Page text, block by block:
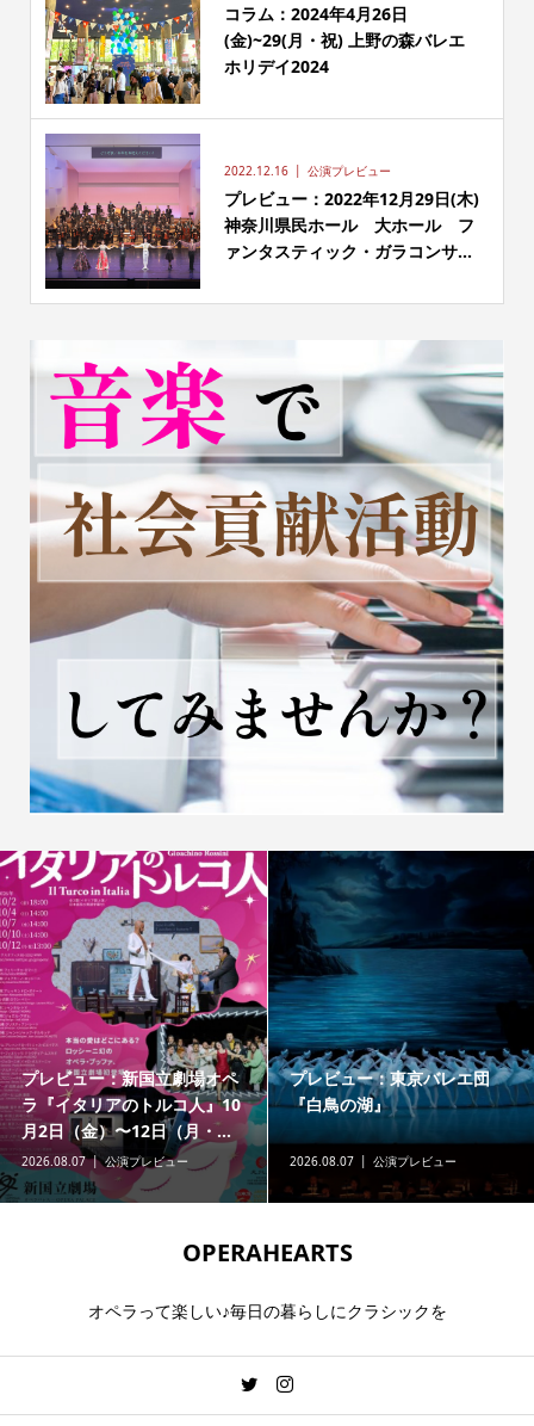
コラム：2024年4月26日
(金)~29(月・祝) 上野の森バレエ
ホリデイ2024
2022.12.16 公演プレビュー
プレビュー：2022年12月29日(木)
神奈川県民ホール 大ホール フ
ァンタスティック・ガラコンサ...
プレビュー：新国立劇場オペ
ラ『イタリアのトルコ人』10
月2日（金）〜12日（月・...
2026.08.07 公演プレビュー
プレビュー：東京バレエ団
『白鳥の湖』
2026.08.07 公演プレビュー
OPERAHEARTS
オペラって楽しい♪毎日の暮らしにクラシックを